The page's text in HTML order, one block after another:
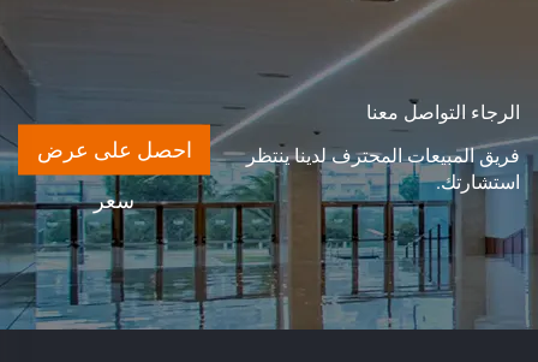
الرجاء التواصل معنا
فريق المبيعات المحترف لدينا ينتظر
استشارتك.
احصل على عرض
سعر